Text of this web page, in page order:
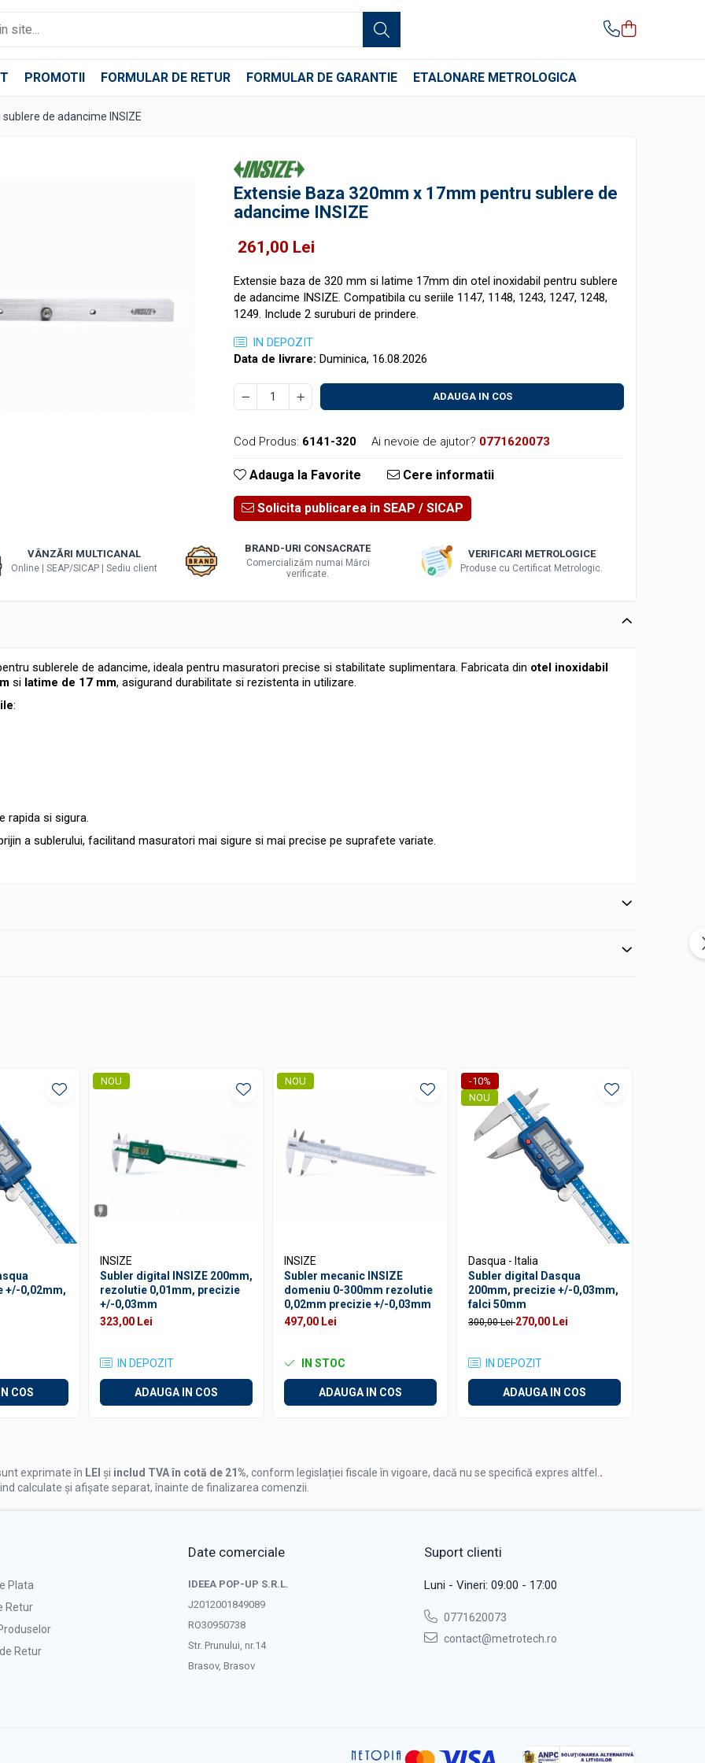
PROMOTII FORMULAR DE RETUR FORMULAR DE GARANTIE ETALONARE METROLOGICA
de adancime INSIZE
Extensie Baza 320mm x 17mm pentru sublere de
adancime INSIZE
261,00 Lei
Extensie baza de 320 mm si latime 17mm din otel inoxidabil pentru sublere
de adancime INSIZE. Compatibila cu seriile 1147, 1148, 1243, 1247, 1248,
1249. Include 2 suruburi de prindere.
IN DEPOZIT
Data de livrare: Duminica, 16.08.2026
ADAUGA IN COS
Cod Produs: 6141-320 Ai nevoie de ajutor? 0771620073
Adauga la Favorite Cere informatii
Solicita publicarea in SEAP
VÂNZĂRI MULTICANAL
Online | SEAP/SICAP | Sediu client
BRAND-URI CONSACRATE
Comercializăm numai Mărci
verificate.
VERIFICARI METROLOGICE
Produse cu Certificat Metrologic.
sublerele de adancime, ideala pentru masuratori precise si stabilitate suplimentara. Fabricata din otel inoxidabil
si latime de 17 mm, asigurand durabilitate si rezistenta in utilizare.
:
rapida si sigura.
a sublerului, facilitand masuratori mai sigure si mai precise pe suprafete variate.
+/-0,02mm,
COS
NOU
INSIZE
Subler digital INSIZE 200mm,
rezolutie 0,01mm, precizie
+/-0,03mm
323,00 Lei
IN DEPOZIT
ADAUGA IN COS
NOU
INSIZE
Subler mecanic INSIZE
domeniu 0-300mm rezolutie
0,02mm precizie +/-0,03mm
497,00 Lei
IN STOC
ADAUGA IN COS
-10%
NOU
Dasqua - Italia
Subler digital Dasqua
200mm, precizie +/-0,03mm,
falci 50mm
300,00 Lei270,00 Lei
IN DEPOZIT
ADAUGA IN COS
exprimate în LEI și includ TVA în cotă de 21%, conform legislației fiscale în vigoare, dacă nu se specifică expres altfel. .
calculate și afișate separat, înainte de finalizarea comenzii.
Plata
Retur
Retur
Date comerciale
IDEEA POP-UP S.R.L.
J2012001849089
RO30950738
Str. Prunului, nr.14
Brasov, Brasov
Suport clienti
Luni - Vineri: 09:00 - 17:00
0771620073
contact@metrotech.ro